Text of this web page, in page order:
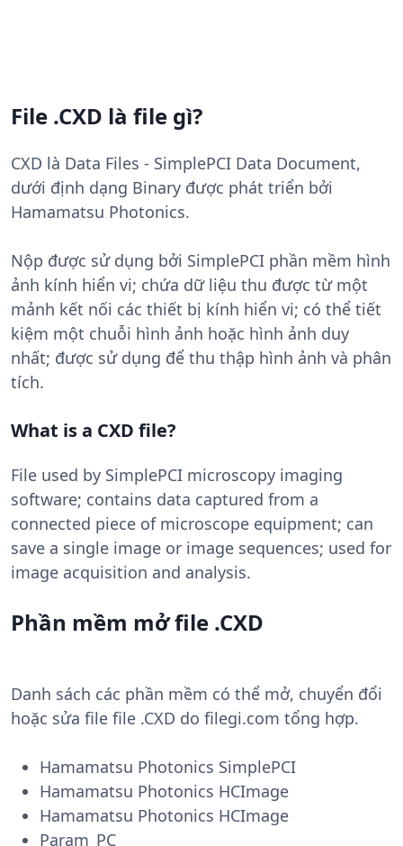
File .CXD là file gì?
CXD là Data Files - SimplePCI Data Document,
dưới định dạng Binary được phát triển bởi
Hamamatsu Photonics.
Nộp được sử dụng bởi SimplePCI phần mềm hình
ảnh kính hiển vi; chứa dữ liệu thu được từ một
mảnh kết nối các thiết bị kính hiển vi; có thể tiết
kiệm một chuỗi hình ảnh hoặc hình ảnh duy
nhất; được sử dụng để thu thập hình ảnh và phân
tích.
What is a CXD file?
File used by SimplePCI microscopy imaging
software; contains data captured from a
connected piece of microscope equipment; can
save a single image or image sequences; used for
image acquisition and analysis.
Phần mềm mở file .CXD
Danh sách các phần mềm có thể mở, chuyển đổi
hoặc sửa file file .CXD do filegi.com tổng hợp.
Hamamatsu Photonics SimplePCI
Hamamatsu Photonics HCImage
Hamamatsu Photonics HCImage
Param_PC